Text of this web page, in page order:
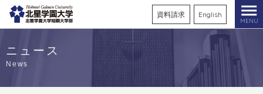
資料請求 English
MENU
ニュース
News